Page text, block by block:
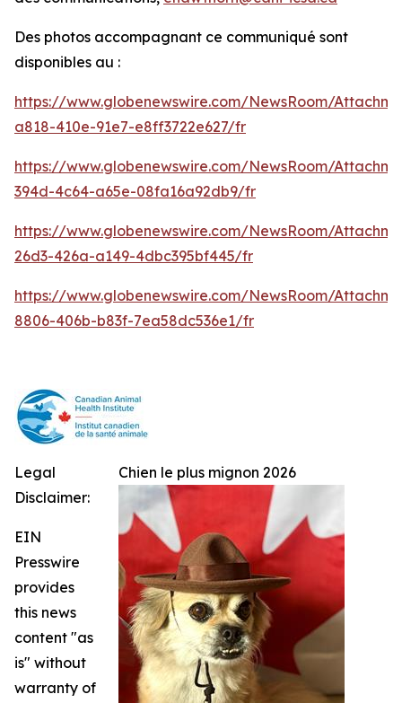
Des photos accompagnant ce communiqué sont
disponibles au :
https://www.globenewswire.com/NewsRoom/
a818-410e-91e7-e8ff3722e627/fr
https://www.globenewswire.com/NewsRoom/
394d-4c64-a65e-08fa16a92db9/fr
https://www.globenewswire.com/NewsRoom/
26d3-426a-a149-4dbc395bf445/fr
https://www.globenewswire.com/NewsRoom/
8806-406b-b83f-7ea58dc536e1/fr
Chien le plus mignon 2026
Legal
Disclaimer:
EIN
Presswire
provides
this news
content "as
is" without
warranty of